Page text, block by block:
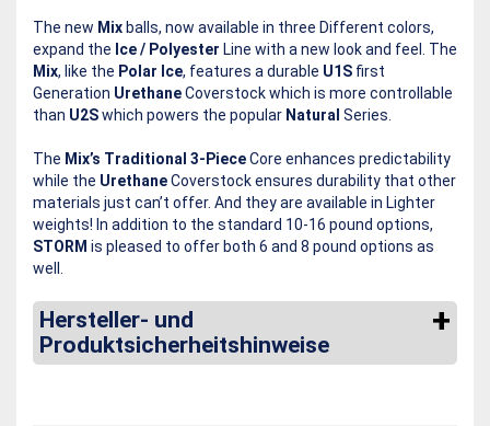
The new Mix balls, now available in three Different colors,
expand the Ice / Polyester Line with a new look and feel. The
Mix, like the Polar Ice, features a durable U1S first
Generation UrethaneCoverstock which is more controllable
than U2Swhich powers the popular Natural Series.
The Mix’s Traditional 3-PieceCore enhances predictability
while the UrethaneCoverstock ensures durability that other
materials just can’t offer. And they are available in Lighter
weights! In addition to the standard 10-16 pound options,
STORM is pleased to offer both 6 and 8 pound options as
well.
Hersteller- und
Produktsicherheitshinweise